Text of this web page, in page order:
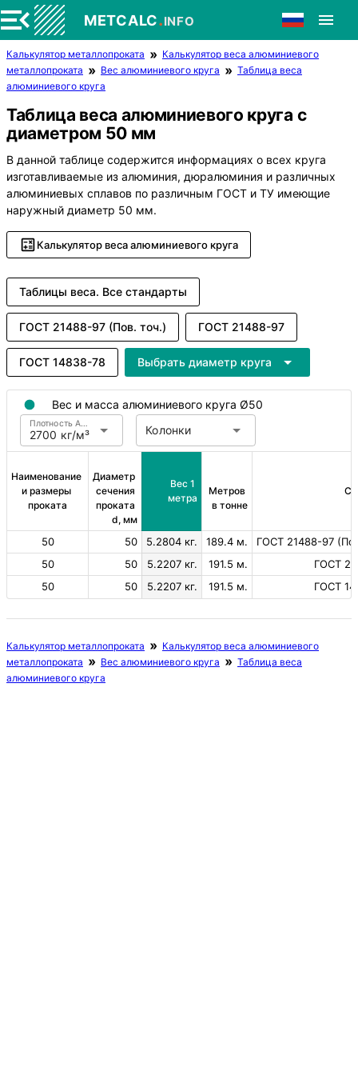
METCALC.INFO
Калькулятор металлопроката
Калькулятор веса алюминиевого
металлопроката
Вес алюминиевого круга
Таблица веса
алюминиевого круга
Таблица веса алюминиевого круга с
диаметром 50 мм
В данной таблице содержится информациях о всех круга
изготавливаемые из алюминия, дюралюминия и различных
алюминиевых сплавов по различным ГОСТ и ТУ имеющие
наружный диаметр 50 мм.
Калькулятор веса алюминиевого круга
Таблицы веса. Все стандарты
ГОСТ 21488-97 (Пов. точ.) ГОСТ 21488-97
ГОСТ 14838-78 Выбрать диаметр круга
Вес и масса алюминиевого круга Ø50
2700 кг/м³
Плотность Алюминий Колонки
Наименование
и размеры
проката
Диаметр
сечения
проката
d, мм
Вес 1
метра
Метров
в тонне
50 50 5.2804 кг. 189.4 м.
ГОСТ 21488-97
50
50 5.2207 кг. 191.5 м.
ГОСТ
50
50 5.2207 кг. 191.5 м. ГОСТ
Калькулятор металлопроката
Калькулятор веса алюминиевого
металлопроката
Вес алюминиевого круга
Таблица веса
алюминиевого круга